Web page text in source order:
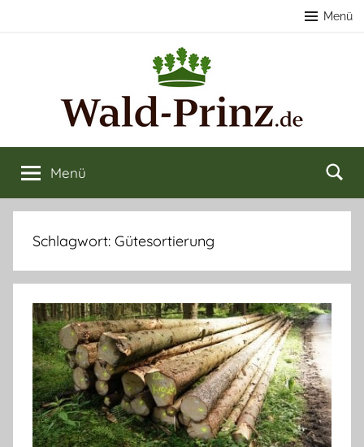
Menü
Nachhaltige
Forstwirtschaft
Naturerlebnisse
Wald
kaufen
verkaufen
Menü
Schlagwort: Gütesortierung